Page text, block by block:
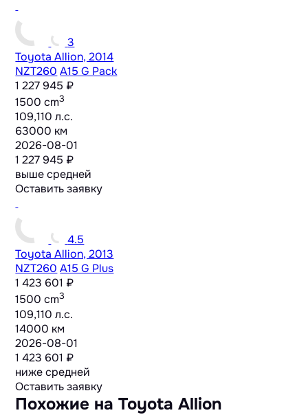
3
Toyota Allion, 2014
NZT260 A15 G Pack
1 227 945 ₽
1500 cm3
109,110 л.с.
63000 км
2026-08-01
1 227 945 ₽
выше средней
Оставить заявку
4.5
Toyota Allion, 2013
NZT260 A15 G Plus
1 423 601 ₽
1500 cm3
109,110 л.с.
14000 км
2026-08-01
1 423 601 ₽
ниже средней
Оставить заявку
Похожие на Toyota Allion